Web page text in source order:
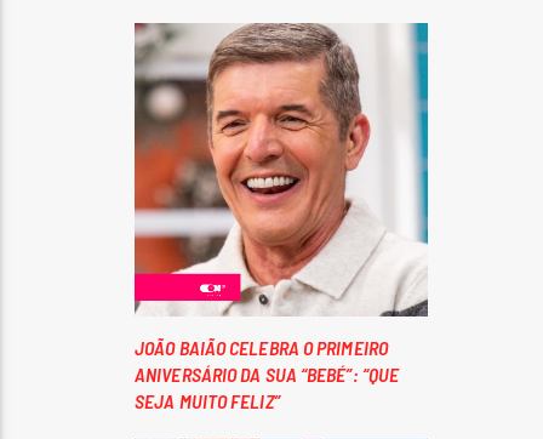
JOÃO BAIÃO CELEBRA O PRIMEIRO
ANIVERSÁRIO DA SUA “BEBÉ”: “QUE
SEJA MUITO FELIZ”